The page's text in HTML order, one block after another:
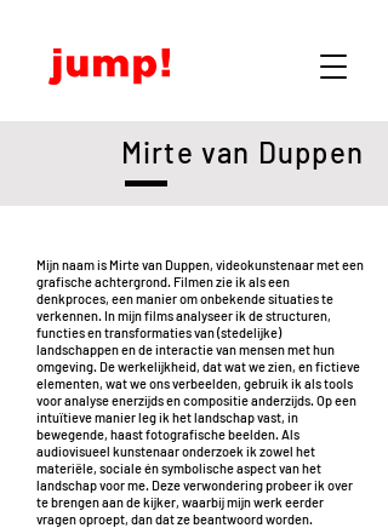
Mirte van Duppen
Mijn naam is Mirte van Duppen, videokunstenaar met een
grafische achtergrond. Filmen zie ik als een
denkproces, een manier om onbekende situaties te
verkennen. In mijn films analyseer ik de structuren,
functies en transformaties van (stedelijke)
landschappen en de interactie van mensen met hun
omgeving. De werkelijkheid, dat wat we zien, en fictieve
elementen, wat we ons verbeelden, gebruik ik als tools
voor analyse enerzijds en compositie anderzijds. Op een
intuïtieve manier leg ik het landschap vast, in
bewegende, haast fotografische beelden. Als
audiovisueel kunstenaar onderzoek ik zowel het
materiële, sociale én symbolische aspect van het
landschap voor me. Deze verwondering probeer ik over
te brengen aan de kijker, waarbij mijn werk eerder
vragen oproept, dan dat ze beantwoord worden.